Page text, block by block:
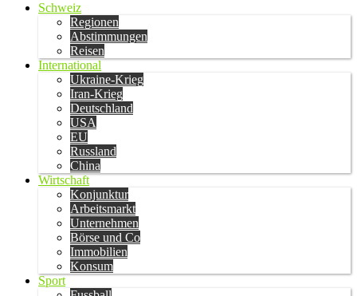
Schweiz
Regionen
Abstimmungen
Reisen
International
Ukraine-Krieg
Iran-Krieg
Deutschland
USA
EU
Russland
China
Wirtschaft
Konjunktur
Arbeitsmarkt
Unternehmen
Börse und Co
Immobilien
Konsum
Sport